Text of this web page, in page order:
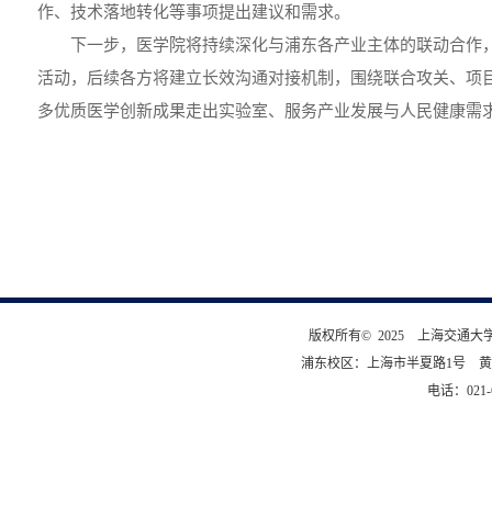
版权所有© 2025 上海交通大
浦东校区：上海市半夏路1号
电话：
作、技术落地转化等事项提出建议和需求。
下一步，医学院将持续深化与浦东各产业主体的联动合作
活动，后续各方将建立长效沟通对接机制，围绕联合攻关、项
多优质医学创新成果走出实验室、服务产业发展与人民健康需